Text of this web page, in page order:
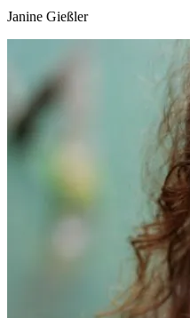
Janine Gießler